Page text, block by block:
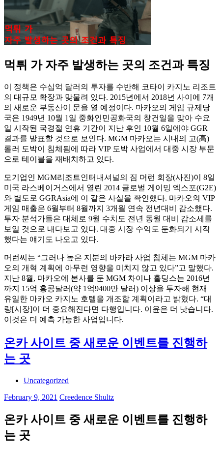
먹튀 가 자주 발생하는 곳의 조건과 특징
이 정책은 수십억 달러의 투자를 수반해 코타이 카지노 리조트
의 대규모 확장과 맞물려 있다. 2015년에서 2018년 사이에 7개
의 새로운 부동산이 문을 열 예정이다. 마카오의 게임 규제당
국은 1949년 10월 1일 중화인민공화국의 창건일을 맞아 수요
일 시작된 국경절 연휴 기간이 지난 후인 10월 6일에야 GGR
결과를 발표할 것으로 보인다. MGM 마카오는 시내의 고(高)
롤러 도박이 침체됨에 따라 VIP 도박 사업에서 대중 시장 부문
으로 테이블을 재배치하고 있다.
모기업인 MGM리조트인터내셔널의 짐 머런 회장(사진)이 8일
미국 라스베이거스에서 열린 2014 글로벌 게이밍 엑스포(G2E)
와 별도로 GGRAsia에 이 같은 사실을 확인했다. 마카오의 VIP
게임 매출은 6월부터 8월까지 3개월 연속 전년대비 감소했다.
투자 분석가들은 대체로 9월 수치도 전년 동월 대비 감소세를
보일 것으로 내다보고 있다. 대중 시장 수익도 둔화되기 시작
했다는 얘기도 나오고 있다.
머런씨는 “그러나 높은 지분의 바카라 사업 침체는 MGM 마카
오의 개혁 계획에 아무런 영향을 미치지 않고 있다”고 말했다.
지난 8월, 마카오에 본사를 둔 MGM 차이나 홀딩스는 2016년
까지 15억 홍콩달러(약 1억9400만 달러) 이상을 투자해 현재
유일한 마카오 카지노 호텔을 개조할 계획이라고 밝혔다. “대
량[시장]이 더 중요해진다면 다행입니다. 이윤은 더 낫습니다.
이것은 더 예측 가능한 사업입니다.
온카 사이트 중 새로운 이벤트를 진행하
는 곳
Uncategorized
February 9, 2021 Creedence Shultz
온카 사이트 중 새로운 이벤트를 진행하
는 곳